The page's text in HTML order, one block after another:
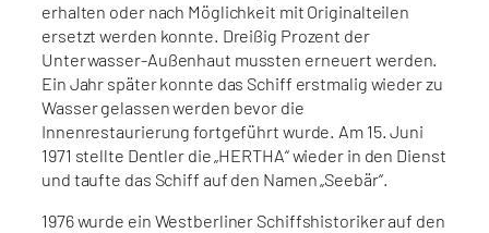
erhalten oder nach Möglichkeit mit Originalteilen
ersetzt werden konnte. Dreißig Prozent der
Unterwasser-Außenhaut mussten erneuert werden.
Ein Jahr später konnte das Schiff erstmalig wieder zu
Wasser gelassen werden bevor die
Innenrestaurierung fortgeführt wurde. Am 15. Juni
1971 stellte Dentler die „HERTHA“ wieder in den Dienst
und taufte das Schiff auf den Namen „Seebär“.
1976 wurde ein Westberliner Schiffshistoriker auf den